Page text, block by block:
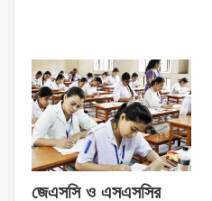
জেএসসি ও এসএসসির